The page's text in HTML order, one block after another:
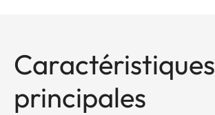
Caractéristiques
principales